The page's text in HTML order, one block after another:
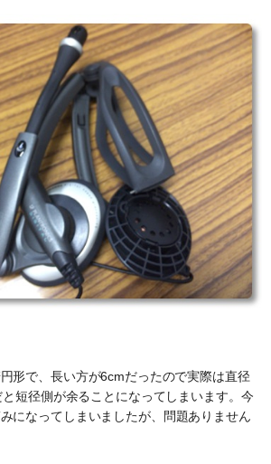
形で、長い方が6cmだったので実際は直径
短径側が余ることになってしまいます。今
になってしまいましたが、問題ありません